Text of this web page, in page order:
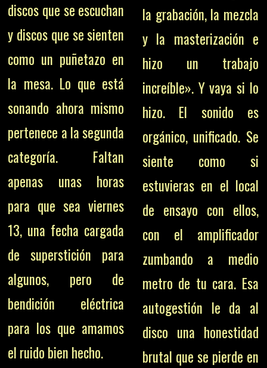
discos que se escuchan
y discos que se sienten
como un puñetazo en
la mesa. Lo que está
sonando ahora mismo
pertenece a la segunda
categoría. Faltan
apenas unas horas
para que sea viernes
13, una fecha cargada
de superstición para
algunos, pero de
bendición eléctrica
para los que amamos
el ruido bien hecho.
la grabación, la mezcla
y la masterización e
hizo un trabajo
increíble». Y vaya si lo
hizo. El sonido es
orgánico, unificado. Se
siente como si
estuvieras en el local
de ensayo con ellos,
con el amplificador
zumbando a medio
metro de tu cara. Esa
autogestión le da al
disco una honestidad
brutal que se pierde en